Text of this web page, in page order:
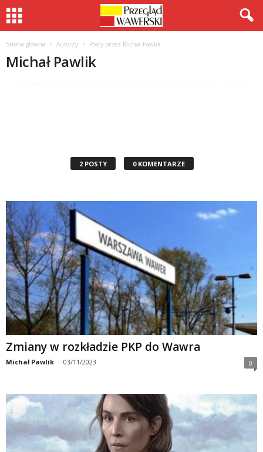
Strona główna Autorzy Posty przez Michał Pawlik
Michał Pawlik
2 POSTY 0 KOMENTARZE
Zmiany w rozkładzie PKP do Wawra
Michał Pawlik - 03/11/2023 0